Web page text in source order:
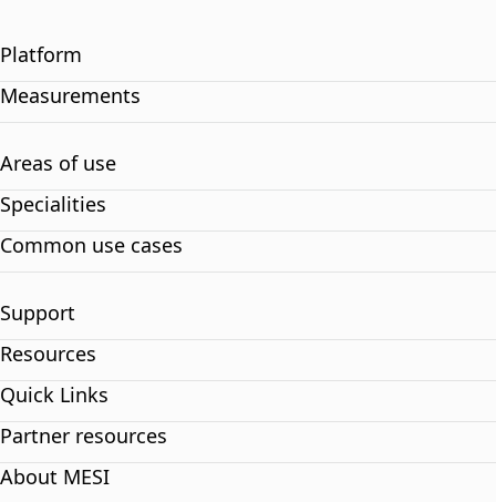
Platform
Measurements
Areas of use
Specialities
Common use cases
Support
Resources
Quick Links
Partner resources
About MESI